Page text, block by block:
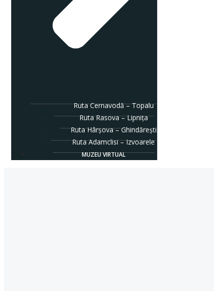
Ruta Cernavodă – Topalu
Ruta Rasova – Lipnița
Ruta Hârșova – Ghindărești
Ruta Adamclisi – Izvoarele
MUZEU VIRTUAL